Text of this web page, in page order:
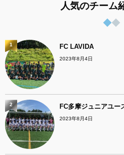
人気のチーム
FC LAVIDA
2023年8月4日
1
FC多摩ジュニアユー
2023年8月4日
2